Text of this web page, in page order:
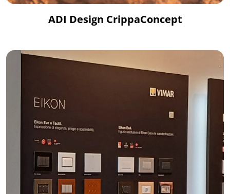
ADI Design CrippaConcept